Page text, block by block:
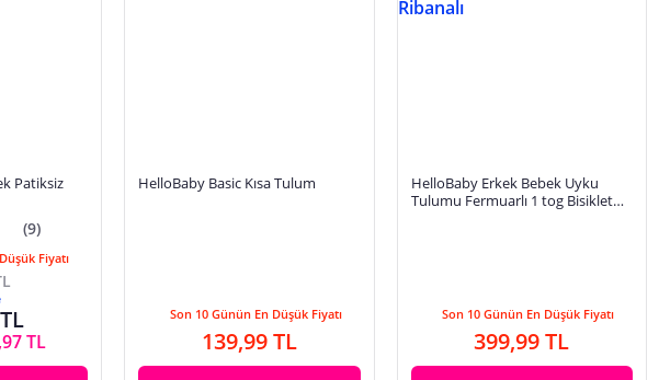
Patiksiz
(9)
Fiyatı
TL
HelloBaby Basic Kısa Tulum
Son 10 Günün En Düşük Fiyatı
139,99 TL
HelloBaby Erkek Bebek Uyku
Tulumu Fermuarlı 1 tog Bisiklet
Son 10 Günün En Düşük Fiyatı
399,99 TL